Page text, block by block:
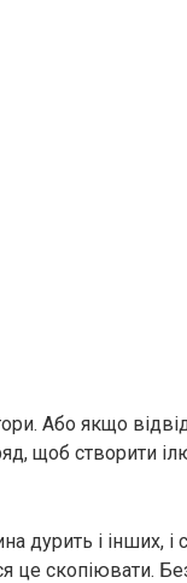
Або якщо
щоб створити
дурить і інших, і
це скопіювати.